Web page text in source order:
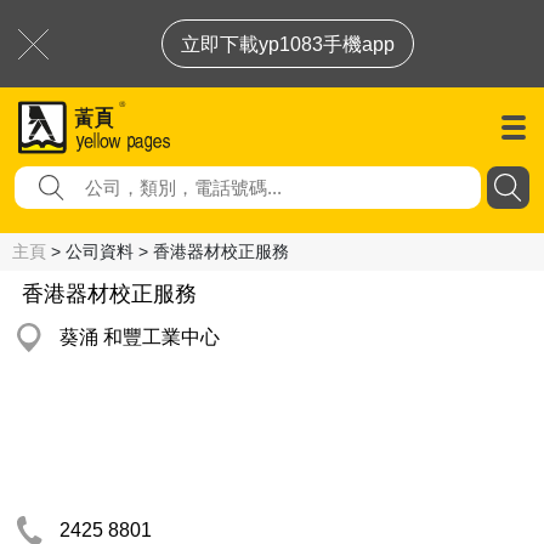
立即下載yp1083手機app
主頁 > 公司資料 > 香港器材校正服務
香港器材校正服務
葵涌 和豐工業中心
2425 8801